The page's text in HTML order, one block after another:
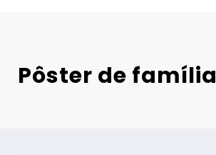
Pôster de família